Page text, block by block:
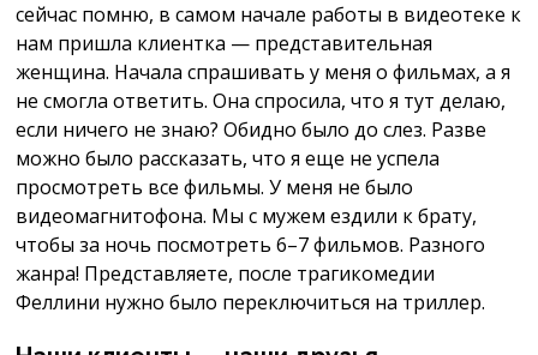
сейчас помню, в самом начале работы в видеотеке к
нам пришла клиентка — представительная
женщина. Начала спрашивать у меня о фильмах, а я
не смогла ответить. Она спросила, что я тут делаю,
если ничего не знаю? Обидно было до слез. Разве
можно было рассказать, что я еще не успела
просмотреть все фильмы. У меня не было
видеомагнитофона. Мы с мужем ездили к брату,
чтобы за ночь посмотреть 6–7 фильмов. Разного
жанра! Представляете, после трагикомедии
Феллини нужно было переключиться на триллер.